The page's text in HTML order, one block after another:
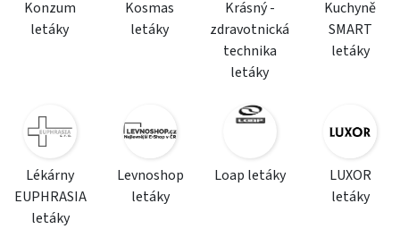
Konzum
letáky
Kosmas
letáky
Krásný -
zdravotnická
technika
letáky
Kuchyně
SMART
letáky
Lékárny
EUPHRASIA
letáky
Levnoshop
letáky
Loap letáky
LUXOR
letáky